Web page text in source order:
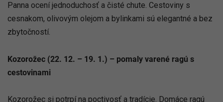
Panna ocení jednoduchosť a čisté chute. Cestoviny s
cesnakom, olivovým olejom a bylinkami sú elegantné a bez
zbytočností.
Kozorožec (22. 12. – 19. 1.) – pomaly varené ragú s
cestovinami
Kozorožec si potrpí na poctivosť a tradície. Domáce ragú